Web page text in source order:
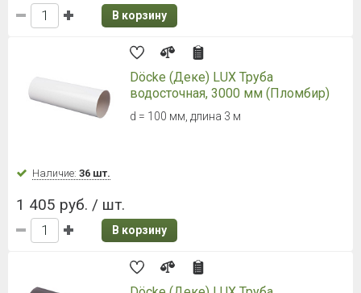
В корзину
Döcke (Деке) LUX Труба
водосточная, 3000 мм (Пломбир)
d = 100 мм, длина 3 м
Наличие: 36 шт.
1 405 руб. / шт.
В корзину